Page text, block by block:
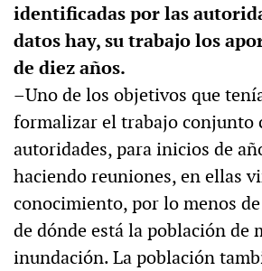
identificadas por las
datos hay, su trabajo los
de diez años.
–Uno de los objetivos que
formalizar el trabajo conjunto
autoridades, para inicios de
haciendo reuniones, en ellas
conocimiento, por lo menos
de dónde está la población de
inundación. La población